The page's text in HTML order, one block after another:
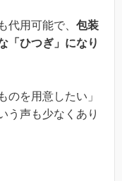
代用可能で、 包装
「ひつぎ」になり
のを用意したい」
う声も少なくあり